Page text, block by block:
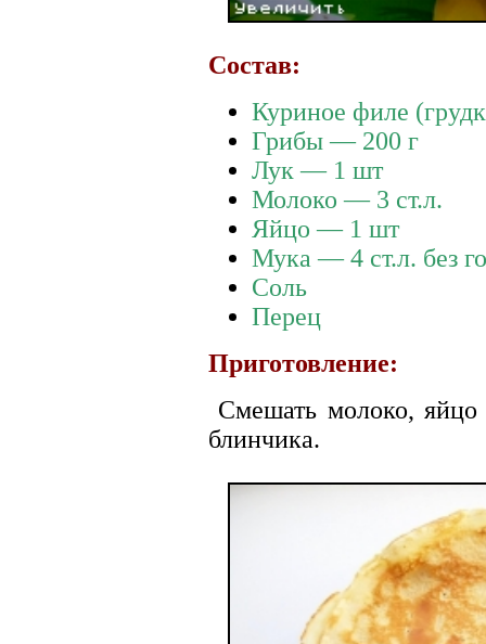
Состав:
Куриное филе
Грибы — 200 г
Лук — 1 шт
Молоко — 3 ст.л.
Яйцо — 1 шт
Мука — 4 ст.л. без
Соль
Перец
Приготовление:
Смешать молоко,
блинчика.